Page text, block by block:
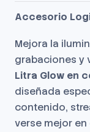
Accesorio
Mejora la
grabaciones y
Litra Glow en
diseñada
contenido,
verse mejor